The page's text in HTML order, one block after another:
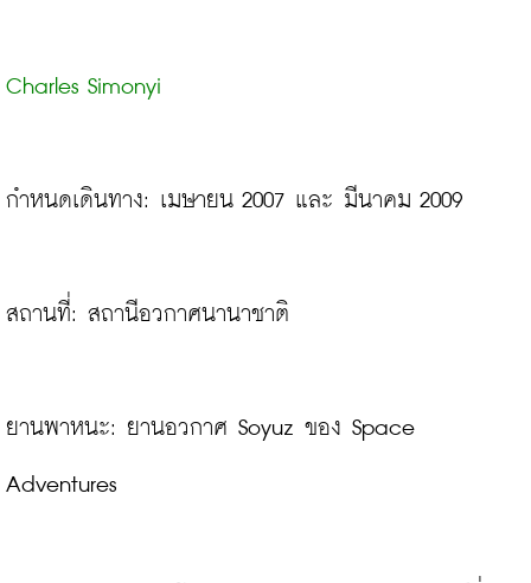
Charles Simonyi
กำหนดเดินทาง: เมษายน 2007 และ มีนาคม 2009
สถานที่: สถานีอวกาศนานาชาติ
ยานพาหนะ: ยานอวกาศ Soyuz ของ Space
Adventures